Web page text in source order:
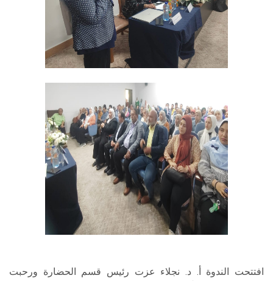
افتتحت الندوة أ. د. نجلاء عزت رئيس قسم الحضارة ورحبت